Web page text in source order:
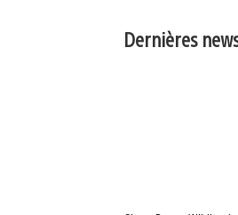
Dernières